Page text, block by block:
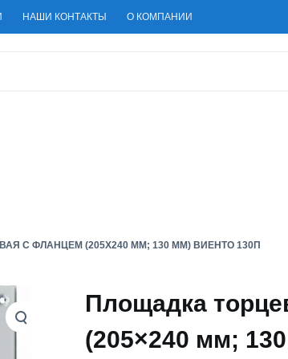
НАШИ КОНТАКТЫ О КОМПАНИИ
С ФЛАНЦЕМ (205X240 ММ; 130 ММ) ВИЕНТО 130П
Площадка
(205×240 мм;